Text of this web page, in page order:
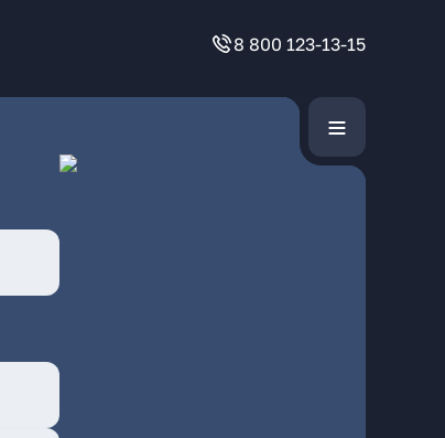
8 800 123-13-15